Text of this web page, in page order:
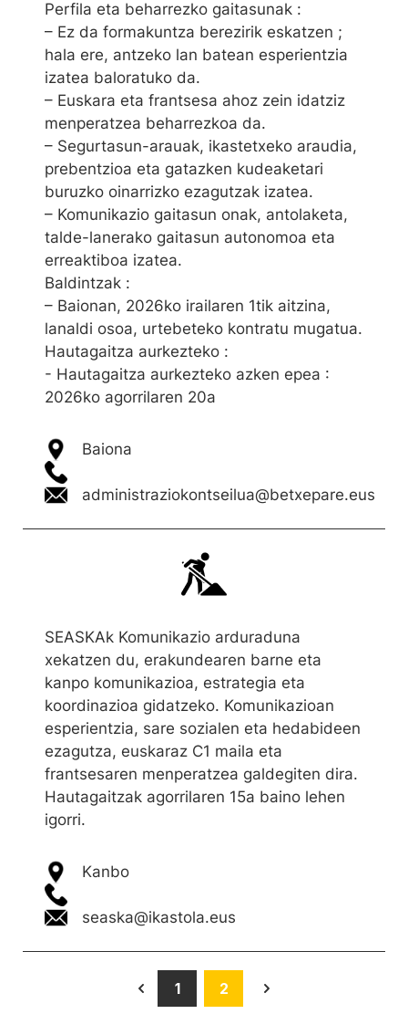
Perfila eta beharrezko gaitasunak :
– Ez da formakuntza berezirik eskatzen ;
hala ere, antzeko lan batean esperientzia
izatea baloratuko da.
– Euskara eta frantsesa ahoz zein idatziz
menperatzea beharrezkoa da.
– Segurtasun-arauak, ikastetxeko araudia,
prebentzioa eta gatazken kudeaketari
buruzko oinarrizko ezagutzak izatea.
– Komunikazio gaitasun onak, antolaketa,
talde-lanerako gaitasun autonomoa eta
erreaktiboa izatea.
Baldintzak :
– Baionan, 2026ko irailaren 1tik aitzina,
lanaldi osoa, urtebeteko kontratu mugatua.
Hautagaitza aurkezteko :
- Hautagaitza aurkezteko azken epea :
2026ko agorrilaren 20a
Baiona
administraziokontseilua@betxepare.eus
SEASKAk Komunikazio arduraduna
xekatzen du, erakundearen barne eta
kanpo komunikazioa, estrategia eta
koordinazioa gidatzeko. Komunikazioan
esperientzia, sare sozialen eta hedabideen
ezagutza, euskaraz C1 maila eta
frantsesaren menperatzea galdegiten dira.
Hautagaitzak agorrilaren 15a baino lehen
igorri.
Kanbo
seaska@ikastola.eus
1 2